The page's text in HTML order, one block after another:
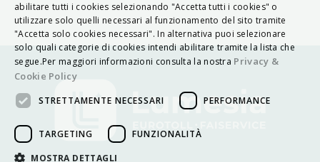
HUNGARIAN
DEUTSCH
POLSKI
PORTUGUÊS
abilitare tutti i cookies selezionando "Accetta tutti i cookies" o
utilizzare solo quelli necessari al funzionamento del sito tramite
"Accetta solo cookies necessari". In alternativa puoi selezionare
solo quali categorie di cookies intendi abilitare tramite la lista che
segue.Per maggiori informazioni consulta la nostra Privacy &
Cookie Policy
STRETTAMENTE NECESSARI PERFORMANCE
TARGETING FUNZIONALITÀ
MOSTRA DETTAGLI